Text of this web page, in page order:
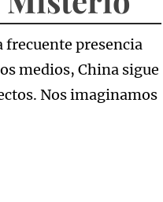
frecuente presencia
medios, China sigue
Nos imaginamos